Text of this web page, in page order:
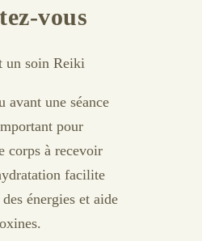
vous
avant une séance
pour
corps à recevoir
facilite
énergies et aide